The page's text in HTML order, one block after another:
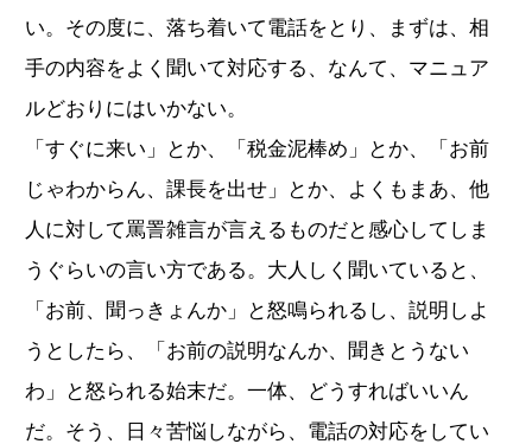
い。その度に、落ち着いて電話をとり、まずは、相
手の内容をよく聞いて対応する、なんて、マニュア
ルどおりにはいかない。
「すぐに来い」とか、「税金泥棒め」とか、「お前
じゃわからん、課長を出せ」とか、よくもまあ、他
人に対して罵詈雑言が言えるものだと感心してしま
うぐらいの言い方である。大人しく聞いていると、
「お前、聞っきょんか」と怒鳴られるし、説明しよ
うとしたら、「お前の説明なんか、聞きとうない
わ」と怒られる始末だ。一体、どうすればいいん
だ。そう、日々苦悩しながら、電話の対応をしてい